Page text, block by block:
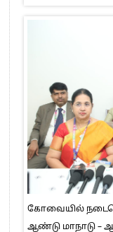
கோவையில்
ஆண்டு மாநாடு –